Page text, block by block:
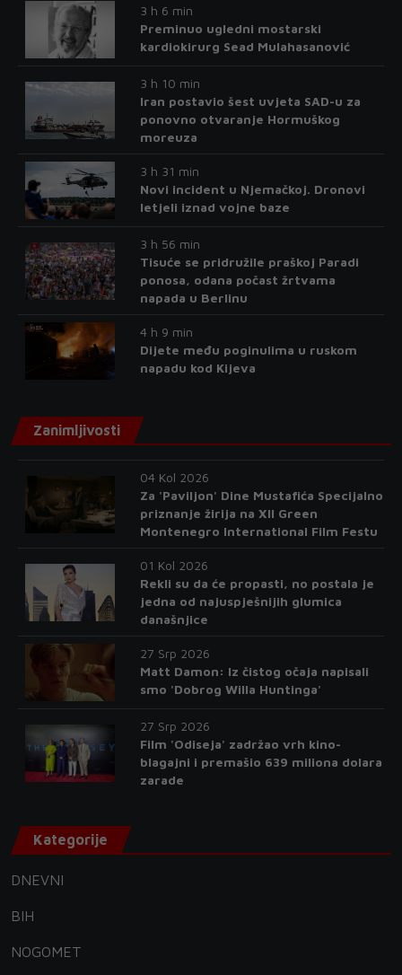
3 h 6 min
Preminuo ugledni mostarski
kardiokirurg Sead Mulahasanović
3 h 10 min
Iran postavio šest uvjeta SAD-u za
ponovno otvaranje Hormuškog
moreuza
3 h 31 min
Novi incident u Njemačkoj. Dronovi
letjeli iznad vojne baze
3 h 56 min
Tisuće se pridružile praškoj Paradi
ponosa, odana počast žrtvama
napada u Berlinu
4 h 9 min
Dijete među poginulima u ruskom
napadu kod Kijeva
Zanimljivosti
04 Kol 2026
Za 'Paviljon' Dine Mustafića Specijalno
priznanje žirija na XII Green
Montenegro International Film Festu
01 Kol 2026
Rekli su da će propasti, no postala je
jedna od najuspješnijih glumica
današnjice
27 Srp 2026
Matt Damon: Iz čistog očaja napisali
smo 'Dobrog Willa Huntinga'
27 Srp 2026
Film 'Odiseja' zadržao vrh kino-
blagajni i premašio 639 miliona dolara
zarade
Kategorije
DNEVNI
BIH
NOGOMET